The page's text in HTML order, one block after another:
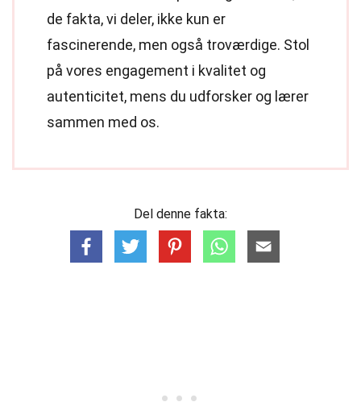
de fakta, vi deler, ikke kun er
fascinerende, men også troværdige. Stol
på vores engagement i kvalitet og
autenticitet, mens du udforsker og lærer
sammen med os.
Del denne fakta: